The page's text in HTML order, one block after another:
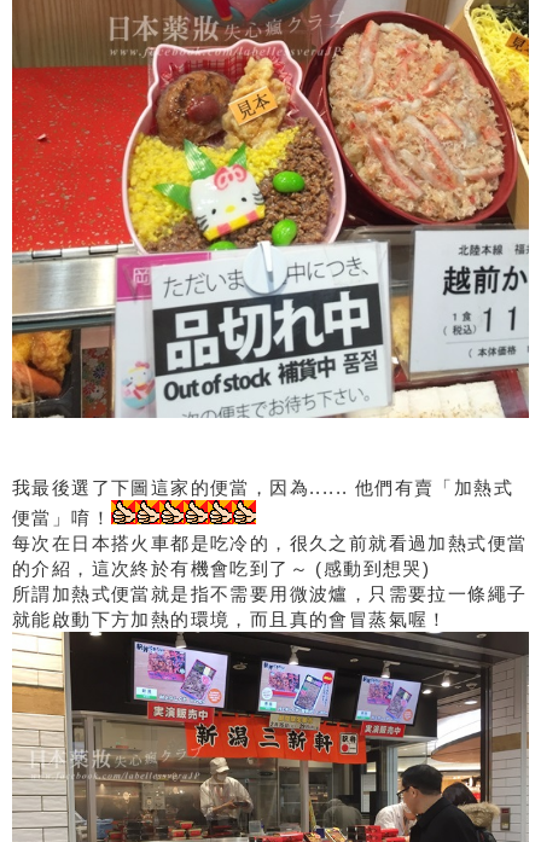
我最後選了下圖這家的便當，因為...... 他們有賣「加熱式
便當」唷！
每次在日本搭火車都是吃冷的，很久之前就看過加熱式便當
的介紹，這次終於有機會吃到了～ (感動到想哭)
所謂加熱式便當就是指不需要用微波爐，只需要拉一條繩子
就能啟動下方加熱的環境，而且真的會冒蒸氣喔！